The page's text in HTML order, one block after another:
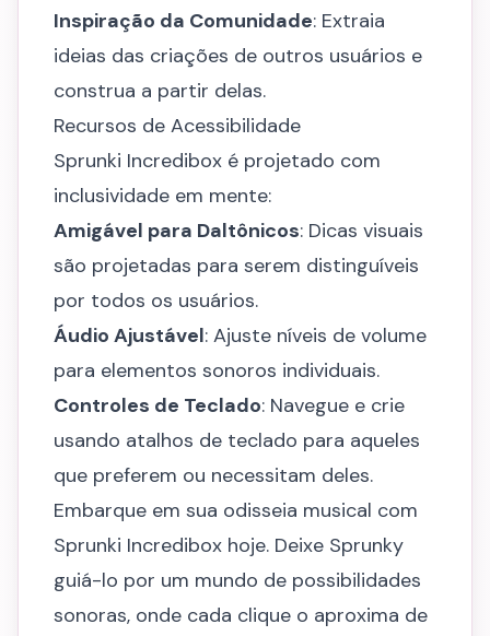
Inspiração da Comunidade: Extraia
ideias das criações de outros usuários e
construa a partir delas.
Recursos de Acessibilidade
Sprunki Incredibox é projetado com
inclusividade em mente:
Amigável para Daltônicos: Dicas visuais
são projetadas para serem distinguíveis
por todos os usuários.
Áudio Ajustável: Ajuste níveis de volume
para elementos sonoros individuais.
Controles de Teclado: Navegue e crie
usando atalhos de teclado para aqueles
que preferem ou necessitam deles.
Embarque em sua odisseia musical com
Sprunki Incredibox hoje. Deixe Sprunky
guiá-lo por um mundo de possibilidades
sonoras, onde cada clique o aproxima de